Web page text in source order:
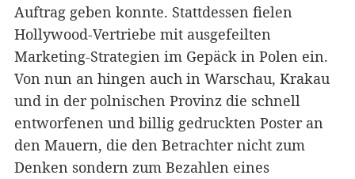
Auftrag geben konnte. Stattdessen fielen
Hollywood-Vertriebe mit ausgefeilten
Marketing-Strategien im Gepäck in Polen ein.
Von nun an hingen auch in Warschau, Krakau
und in der polnischen Provinz die schnell
entworfenen und billig gedruckten Poster an
den Mauern, die den Betrachter nicht zum
Denken sondern zum Bezahlen eines